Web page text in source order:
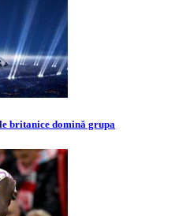
britanice domină grupa